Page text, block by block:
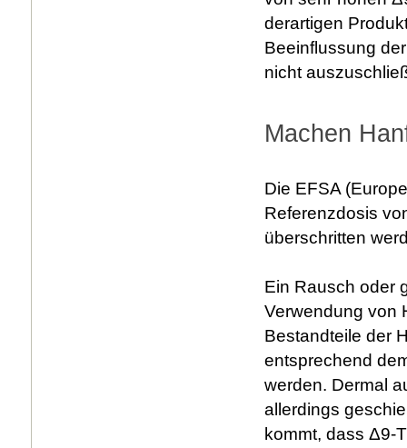
derartigen
Beeinflussung
nicht
Machen
Die EFSA
Referenzdosis
überschritten
Ein Rausch oder
Verwendung von
Bestandteile der
entsprechend
werden. Dermal
allerdings
kommt, dass Δ9-